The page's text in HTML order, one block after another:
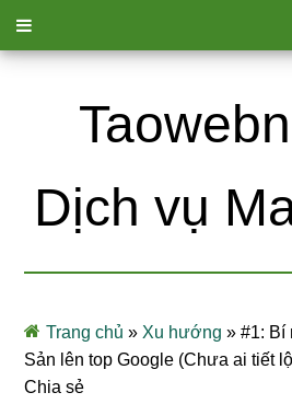
Dịch vụ
Trang chủ » Xu hướng »#1: Bí
Sản lên top Google (Chưa ai tiết
Chia sẻ